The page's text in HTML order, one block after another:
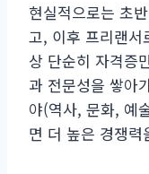
현실적으로는 초
고, 이후 프리랜서
상 단순히 자격증
과 전문성을 쌓아
야(역사, 문화, 예
면 더 높은 경쟁